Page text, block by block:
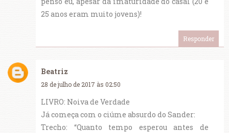
25 anos eram muito jovens)!
Responder
Beatriz
28 de julho de 2017 às 02:50
LIVRO: Noiva de Verdade
Já começa com o ciúme absurdo do Sander:
Trecho: “Quanto tempo esperou antes de